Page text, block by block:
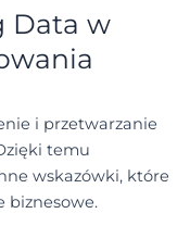
Data w
i przetwarzanie
temu
wskazówki, które
biznesowe.